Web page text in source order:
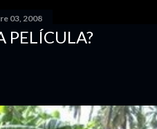
03, 2008
PELÍCULA?